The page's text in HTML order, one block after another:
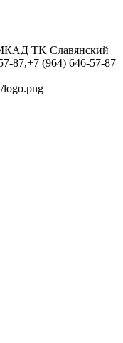
TK Славянский
87,+7 (964) 646-57-87
logo.png